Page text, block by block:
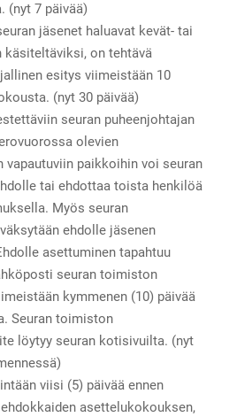
(nyt 7 päivää)
jäsenet haluavat kevät- tai
käsiteltäviksi, on tehtävä
esitys viimeistään 10
(nyt 30 päivää)
seuran puheenjohtajan
olevien
vapautuviin paikkoihin voi seuran
tai ehdottaa toista henkilöä
Myös seuran
ehdolle jäsenen
asettuminen tapahtuu
seuran toimiston
kymmenen (10) päivää
Seuran toimiston
löytyy seuran kotisivuilta. (nyt
viisi (5) päivää ennen
asettelukokouksen,